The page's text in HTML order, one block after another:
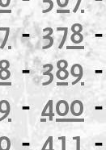
-378-
-389
- 400 -
-411-